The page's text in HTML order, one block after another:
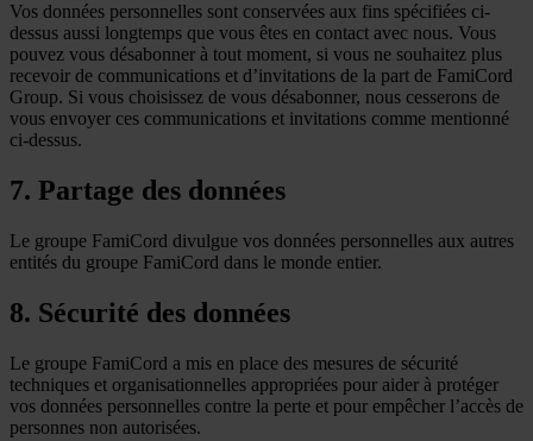
Vos données personnelles sont conservées aux fins spécifiées ci-
dessus aussi longtemps que vous êtes en contact avec nous. Vous
pouvez vous désabonner à tout moment, si vous ne souhaitez plus
recevoir de communications et d’invitations de la part de FamiCord
Group. Si vous choisissez de vous désabonner, nous cesserons de
vous envoyer ces communications et invitations comme mentionné
ci-dessus.
7. Partage des données
Le groupe FamiCord divulgue vos données personnelles aux autres
entités du groupe FamiCord dans le monde entier.
8. Sécurité des données
Le groupe FamiCord a mis en place des mesures de sécurité
techniques et organisationnelles appropriées pour aider à protéger
vos données personnelles contre la perte et pour empêcher l’accès de
personnes non autorisées.